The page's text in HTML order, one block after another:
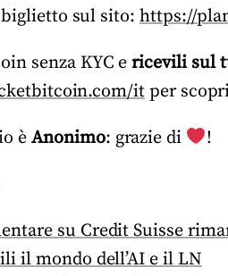
sul sito: https://
senza KYC ericevili sul
it per
èAnonimo: grazie di !
su Credit Suisse
il mondo dell’AI e il LN